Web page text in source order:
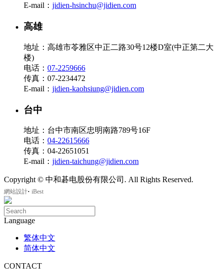
E-mail： jidien-hsinchu@jidien.com
高雄
地址：高雄市苓雅区中正二路30号12楼D室(中正第二大
楼)
电话： 07-2259666
传真：07-2234472
E-mail： jidien-kaohsiung@jidien.com
台中
地址：台中市南区忠明南路789号16F
电话： 04-22615666
传真：04-22651051
E-mail： jidien-taichung@jidien.com
Copyright © 中和碁电股份有限公司. All Rights Reserved.
網站設計‧ iBest
Language
繁体中文
简体中文
CONTACT